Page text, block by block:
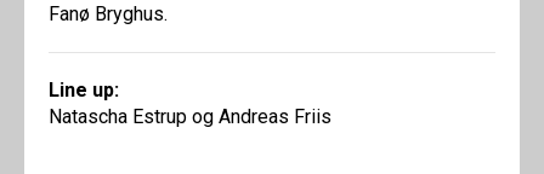
Fanø Bryghus.
Line up:
Natascha Estrup og Andreas Friis